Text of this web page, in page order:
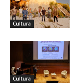
Cultura
Cultura